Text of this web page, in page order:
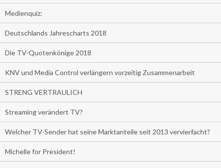
Medienquiz:
Deutschlands Jahrescharts 2018
Die TV-Quotenkönige 2018
KNV und Media Control verlängern vorzeitig Zusammenarbeit
STRENG VERTRAULICH
Streaming verändert TV?
Welcher TV-Sender hat seine Marktanteile seit 2013 vervierfacht?
Michelle for President!